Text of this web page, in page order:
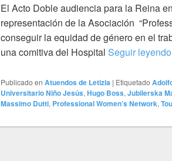
El Acto Doble audiencia para la Reina
representación de la Asociación
conseguir la equidad de género en el
una comitiva del Hospital Seguir leyendo
Publicado en Atuendos de Letizia | Etiquetado
Universitario Niño Jesús, Hugo Boss, Jubilerska
Massimo Dutti, Professional Women’s Network,